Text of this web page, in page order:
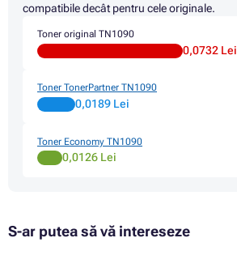
compatibile decât pentru cele originale.
Toner original TN1090
0,0732 Lei
Toner TonerPartner TN1090
0,0189 Lei
Toner Economy TN1090
0,0126 Lei
S-ar putea să vă intereseze